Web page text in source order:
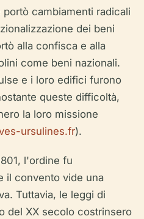
cambiamenti radicali
dei beni
alla confisca e alla
come beni nazionali.
e i loro edifici furono
queste difficoltà,
la loro missione
ursulines.fr).
l'ordine fu
il convento vide una
Tuttavia, le leggi di
del XX secolo costrinsero